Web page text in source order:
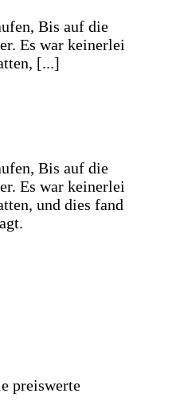
Bestellung